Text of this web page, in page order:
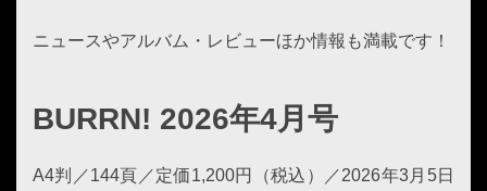
ニュースやアルバム・レビューほか情報も満載です！
BURRN! 2026年4月号
A4判／144頁／定価1,200円（税込）／2026年3月5日